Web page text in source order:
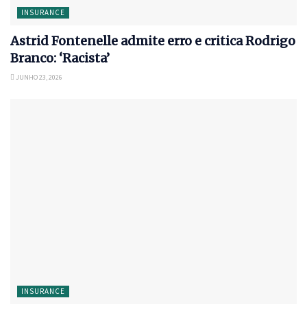
INSURANCE
Astrid Fontenelle admite erro e critica Rodrigo
Branco: ‘Racista’
JUNHO 23, 2026
INSURANCE